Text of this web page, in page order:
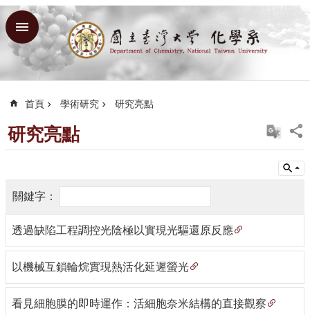
跳到主要內容區塊
進
階
尋
回
首
頁
臺
理
學
院
臺
大
首頁 學術研究 研究亮點
研究亮點
透過缺陷工程調控光陰極以實現光驅還原反應
以機械互鎖輪烷實現熱活化延遲螢光
看見細胞膜的即時運作：活細胞奈米結構的直接觀察